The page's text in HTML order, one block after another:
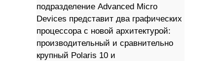
подразделение Advanced Micro
Devices представит два графических
процессора с новой архитектурой:
производительный и сравнительно
крупный Polaris 10 и